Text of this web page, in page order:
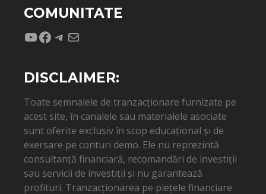
COMUNITATE
YouTube
Facebook
Telegram
Mail
DISCLAIMER:
Toate semnalele de tranzacționare furnizate pe
acest site, în canalele sau materialele asociate
sunt oferite exclusiv în scop educațional și de
exersare pe conturi demo. Ele nu reprezintă
consultanță financiară, recomandări de investiții
sau servicii de investiții și nu garantează
profituri. Tranzacționarea pe piețele financiare